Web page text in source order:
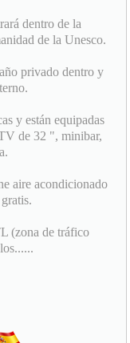
dentro de la
de la Unesco.
privado dentro y
y están equipadas
de 32 ", minibar,
aire acondicionado
(zona de tráfico